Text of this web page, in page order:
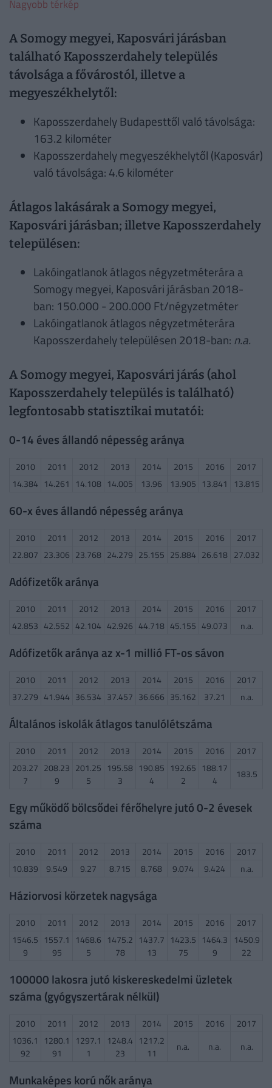
Nagyobb térkép
A Somogy megyei, Kaposvári járásban
található Kaposszerdahely település
távolsága a fővárostól, illetve a
megyeszékhelytől:
Kaposszerdahely Budapesttől való távolsága:
163.2 kilométer
Kaposszerdahely megyeszékhelytől (Kaposvár)
való távolsága: 4.6 kilométer
Átlagos lakásárak a Somogy megyei,
Kaposvári járásban; illetve Kaposszerdahely
településen:
Lakóingatlanok átlagos négyzetméterára a
Somogy megyei, Kaposvári járásban 2018-
ban: 150.000 - 200.000 Ft/négyzetméter
Lakóingatlanok átlagos négyzetméterára
Kaposszerdahely településen 2018-ban: n.a.
A Somogy megyei, Kaposvári járás (ahol
Kaposszerdahely település is található)
legfontosabb statisztikai mutatói:
0-14 éves állandó népesség aránya
2010 2011 2012 2013 2014 2015 2016
2017
14.384 14.261 14.108 14.005 13.96 13.905 13.841 13.815
60-x éves állandó népesség aránya
2010 2011 2012 2013 2014 2015 2016
2017
22.807 23.306 23.768 24.279 25.155 25.884 26.618 27.032
Adófizetők aránya
2010 2011 2012 2013 2014 2015 2016
2017
42.853 42.552 42.104 42.926 44.718 45.155 49.073 n.a.
Adófizetők aránya az x-1 millió FT-os sávon
2010 2011 2012 2013 2014 2015 2016
2017
37.279 41.944 36.534 37.457 36.666 35.162 37.21 n.a.
Általános iskolák átlagos tanulólétszáma
2010 2011 2012 2013 2014 2015 2016
2017
203.27
7
208.23
9
201.25
5
195.58
3
190.85
4
192.65
2
188.17
4
183.5
Egy működő bölcsődei férőhelyre jutó 0-2 évesek
száma
2010 2011 2012 2013 2014 2015 2016
2017
10.839
9.549 9.27 8.715 8.768 9.074 9.424 n.a.
Háziorvosi körzetek nagysága
2010 2011 2012 2013 2014 2015 2016
2017
1546.5
9
1557.1
95
1468.6
5
1475.2
78
1437.7
13
1423.5
75
1464.3
9
1450.9
22
100000 lakosra jutó kiskereskedelmi üzletek
száma (gyógyszertárak nélkül)
2010 2011 2012 2013 2014 2015 2016
2017
1036.1
92
1280.1
91
1297.1
1
1248.4
23
1217.2
11
n.a. n.a. n.a.
Munkaképes korú nők aránya